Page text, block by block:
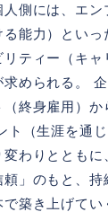
人側には、エ
る能力）とい
ティー（キャ
求められる。
（終身雇用）
ト（生涯を通
わりととも
」のもと、持
で築き上げて